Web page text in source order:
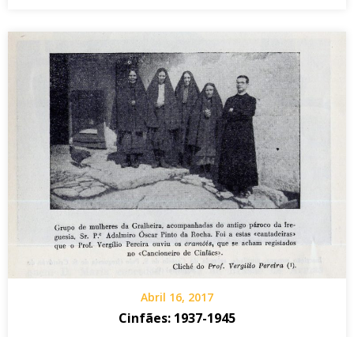
Abril 16, 2017
Cinfães: 1937-1945